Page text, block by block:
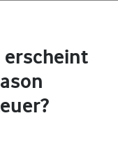
erscheint